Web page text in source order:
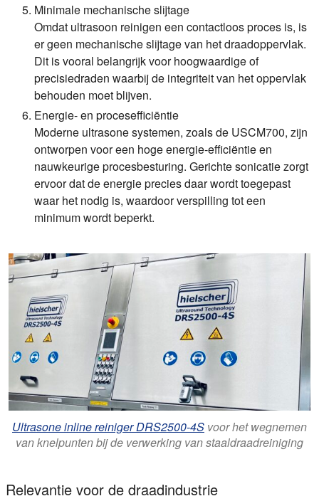
Minimale mechanische slijtage
Omdat ultrasoon reinigen een contactloos proces is, is
er geen mechanische slijtage van het draadoppervlak.
Dit is vooral belangrijk voor hoogwaardige of
precisiedraden waarbij de integriteit van het oppervlak
behouden moet blijven.
Energie- en procesefficiëntie
Moderne ultrasone systemen, zoals de USCM700, zijn
ontworpen voor een hoge energie-efficiëntie en
nauwkeurige procesbesturing. Gerichte sonicatie zorgt
ervoor dat de energie precies daar wordt toegepast
waar het nodig is, waardoor verspilling tot een
minimum wordt beperkt.
Ultrasone inline reiniger DRS2500-4S voor het wegnemen
van knelpunten bij de verwerking van staaldraadreiniging
Relevantie voor de draadindustrie